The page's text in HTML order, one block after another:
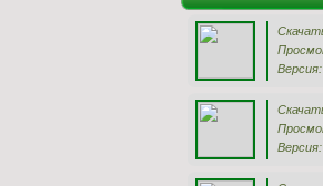
Версия:
Версия: